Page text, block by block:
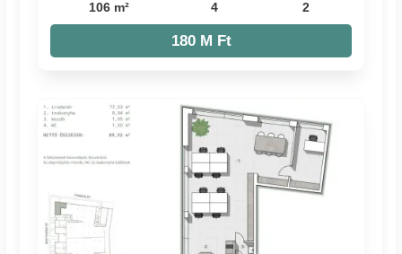
106 m² 4 2
180 M Ft